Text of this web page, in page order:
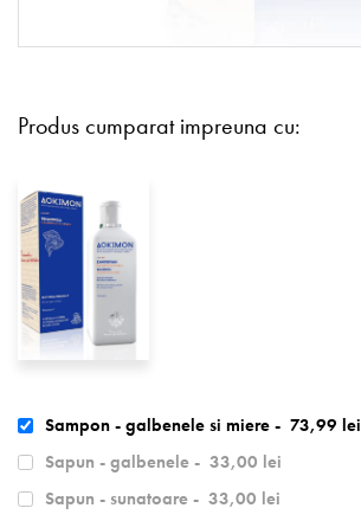
Produs cumparat impreuna cu:
Sampon - galbenele si miere - 73,99 lei
Sapun - galbenele - 33,00 lei
Sapun - sunatoare - 33,00 lei